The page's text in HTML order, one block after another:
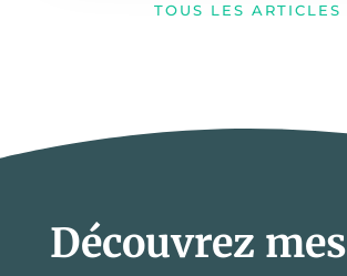
TOUS LES ARTICLES
Découvrez mes